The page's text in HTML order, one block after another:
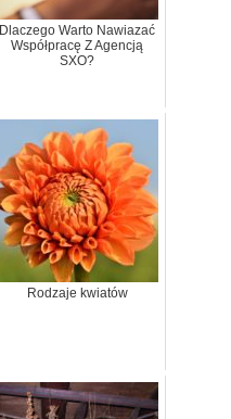
Dlaczego Warto Nawiazać
Współpracę Z Agencją
SXO?
Rodzaje kwiatów